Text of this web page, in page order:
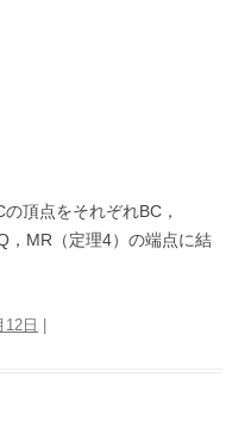
頂点をそれぞれBC，
，MR（定理4）の端点に結
12日